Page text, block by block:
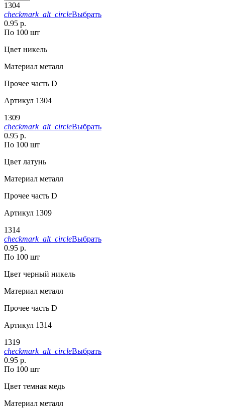
1304
checkmark_alt_circleВыбрать
0.95 р.
По 100 шт
Цвет никель
Материал металл
Прочее часть D
Артикул 1304
1309
checkmark_alt_circleВыбрать
0.95 р.
По 100 шт
Цвет латунь
Материал металл
Прочее часть D
Артикул 1309
1314
checkmark_alt_circleВыбрать
0.95 р.
По 100 шт
Цвет черный никель
Материал металл
Прочее часть D
Артикул 1314
1319
checkmark_alt_circleВыбрать
0.95 р.
По 100 шт
Цвет темная медь
Материал металл